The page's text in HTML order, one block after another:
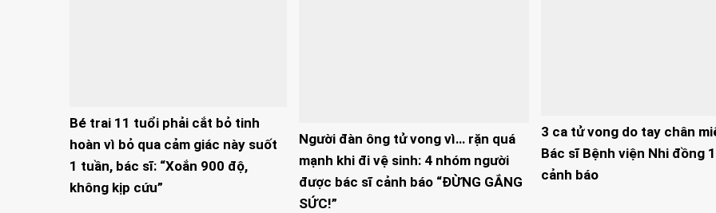
Bé trai 11 tuổi phải cắt bỏ tinh
hoàn vì bỏ qua cảm giác này suốt
1 tuần, bác sĩ: “Xoắn 900 độ,
không kịp cứu”
Người đàn ông tử vong vì… rặn quá
mạnh khi đi vệ sinh: 4 nhóm người
được bác sĩ cảnh báo “ĐỪNG GẮNG
SỨC!”
3 ca tử vong do tay chân
Bác sĩ Bệnh viện Nhi đồng
cảnh báo